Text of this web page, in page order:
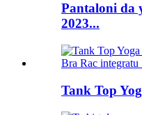
Pantaloni da
2023...
Tank Top